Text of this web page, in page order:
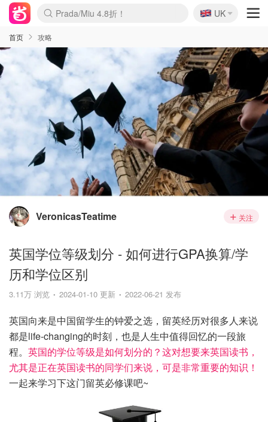
Prada/Miu 4.8折！
🇬🇧
UK
首页 攻略
VeronicasTeatime 关注
英国学位等级划分 - 如何进行GPA换算/学
历和学位区别
3.11万 浏览 2024-01-10 更新 2022-06-21 发布
英国向来是中国留学生的钟爱之选，留英经历对很多人来说
都是life-changing的时刻，也是人生中值得回忆的一段旅
程。 英国的学位等级是如何划分的？这对想要来英国读书，
尤其是正在英国读书的同学们来说，可是非常重要的知识！
一起来学习下这门留英必修课吧~